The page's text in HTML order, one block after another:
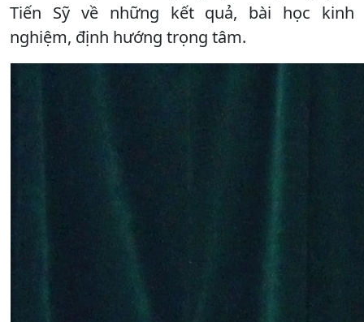
Tiến Sỹ về những kết quả, bài học kinh
nghiệm, định hướng trọng tâm.